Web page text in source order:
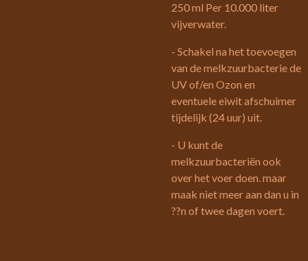
250 ml Per 10.000 liter
vijverwater.
- Schakel na het toevoegen
van de melkzuurbacterie de
UV of/en Ozon en
eventuele eiwit afschuimer
tijdelijk (24 uur) uit.
- U kunt de
melkzuurbacteriën ook
over het voer doen. maar
maak niet meer aan dan u in
??n of twee dagen voert.